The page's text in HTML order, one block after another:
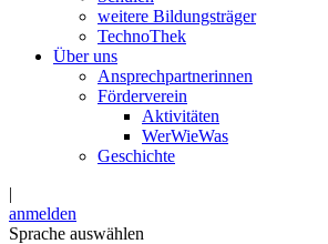
weitere Bildungsträger
TechnoThek
Über uns
Ansprechpartnerinnen
Förderverein
Aktivitäten
WerWieWas
Geschichte
|
anmelden
Sprache auswählen